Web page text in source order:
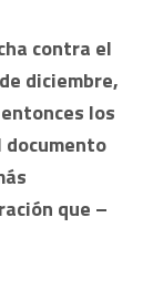
contra el
diciembre,
los
que –